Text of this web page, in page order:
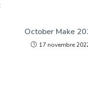
October Make
17 novembre